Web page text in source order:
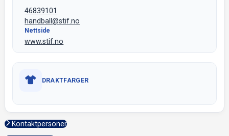
46839101
handball@stif.no
Nettside
www.stif.no
DRAKTFARGER
Kontaktpersoner